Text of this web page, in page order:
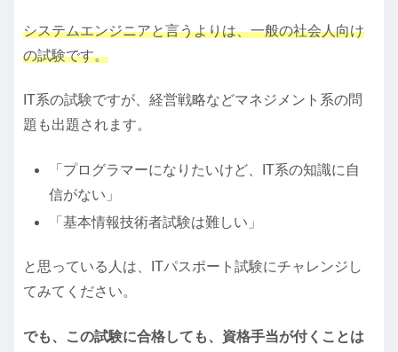
システムエンジニアと言うよりは、一般の社会人向け
の試験です。
IT系の試験ですが、経営戦略などマネジメント系の問
題も出題されます。
「プログラマーになりたいけど、IT系の知識に自
信がない」
「基本情報技術者試験は難しい」
と思っている人は、ITパスポート試験にチャレンジし
てみてください。
でも、この試験に合格しても、資格手当が付くことは